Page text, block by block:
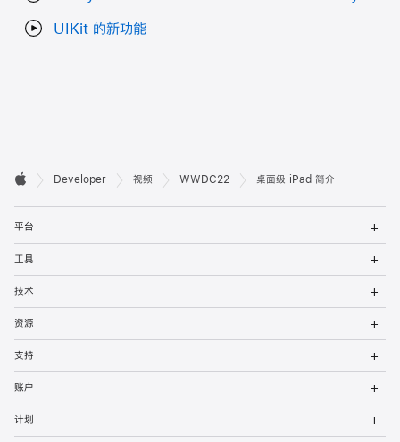
UIKit 的新功能
开
发
者
页
脚

Developer 视频 WWDC22 桌面级 iPad 简介
平台
菜
工具
菜
技术
菜
资源
菜
支持
菜
账户
菜
计划